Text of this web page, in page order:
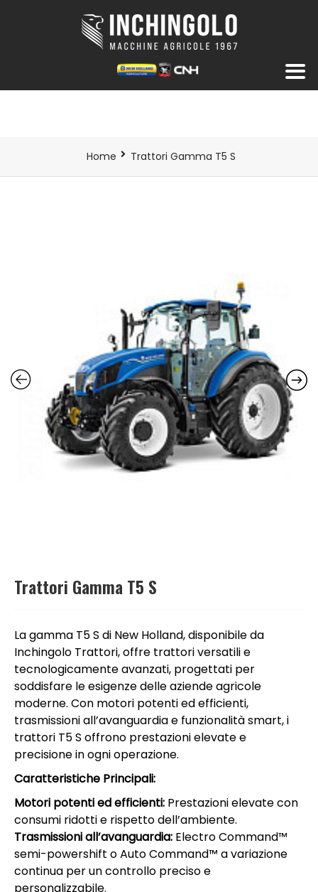
Home Trattori Gamma T5 S
Trattori Gamma T5 S
La gamma T5 S di New Holland, disponibile da
Inchingolo Trattori, offre trattori versatili e
tecnologicamente avanzati, progettati per
soddisfare le esigenze delle aziende agricole
moderne. Con motori potenti ed efficienti,
trasmissioni all’avanguardia e funzionalità smart, i
trattori T5 S offrono prestazioni elevate e
precisione in ogni operazione.
Caratteristiche Principali:
Motori potenti ed efficienti: Prestazioni elevate con
consumi ridotti e rispetto dell’ambiente.
Trasmissioni all’avanguardia: Electro Command™
semi-powershift o Auto Command™ a variazione
continua per un controllo preciso e
personalizzabile.